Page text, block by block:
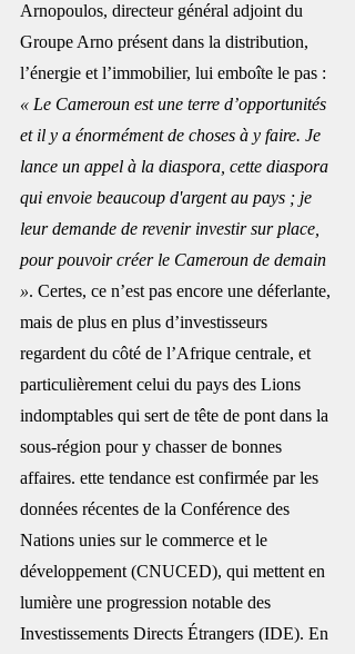
Arnopoulos, directeur général adjoint du
Groupe Arno présent dans la distribution,
l’énergie et l’immobilier, lui emboîte le pas :
« Le Cameroun est une terre d’opportunités
et il y a énormément de choses à y faire. Je
lance un appel à la diaspora, cette diaspora
qui envoie beaucoup d'argent au pays ; je
leur demande de revenir investir sur place,
pour pouvoir créer le Cameroun de demain
». Certes, ce n’est pas encore une déferlante,
mais de plus en plus d’investisseurs
regardent du côté de l’Afrique centrale, et
particulièrement celui du pays des Lions
indomptables qui sert de tête de pont dans la
sous-région pour y chasser de bonnes
affaires. ette tendance est confirmée par les
données récentes de la Conférence des
Nations unies sur le commerce et le
développement (CNUCED), qui mettent en
lumière une progression notable des
Investissements Directs Étrangers (IDE). En